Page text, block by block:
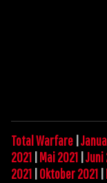
Total Warfare |
2021 | Mai 2021 |Juni
2021 | Oktober 2021 |